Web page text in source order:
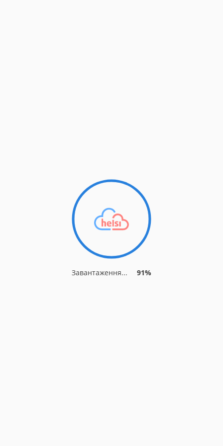
Завантаження... 91%